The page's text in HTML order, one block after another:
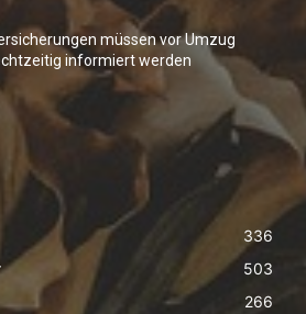
müssen vor Umzug
informiert werden
336
503
266